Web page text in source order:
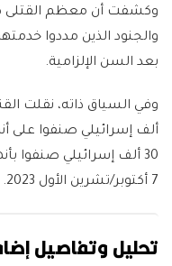
وكشفت أن معظم القتلى
والجنود الذين مددوا
بعد السن الإلزامية.
ألف إسرائيلي صنفوا على
30 ألف إسرائيلي
7 أكتوبر/تشرين الأول 2023.
تحليل وتفاصيل